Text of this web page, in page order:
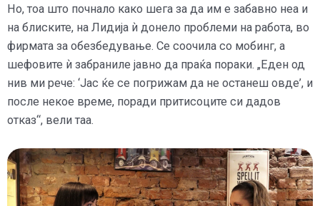
Но, тоа што почнало како шега за да им е забавно неа и
на блиските, на Лидија ѝ донело проблеми на работа, во
фирмата за обезбедување. Се соочила со мобинг, а
шефовите ѝ забраниле јавно да праќа пораки. „Еден од
нив ми рече: ‘Јас ќе се погрижам да не останеш овде’, и
после некое време, поради притисоците си дадов
отказ“, вели таа.